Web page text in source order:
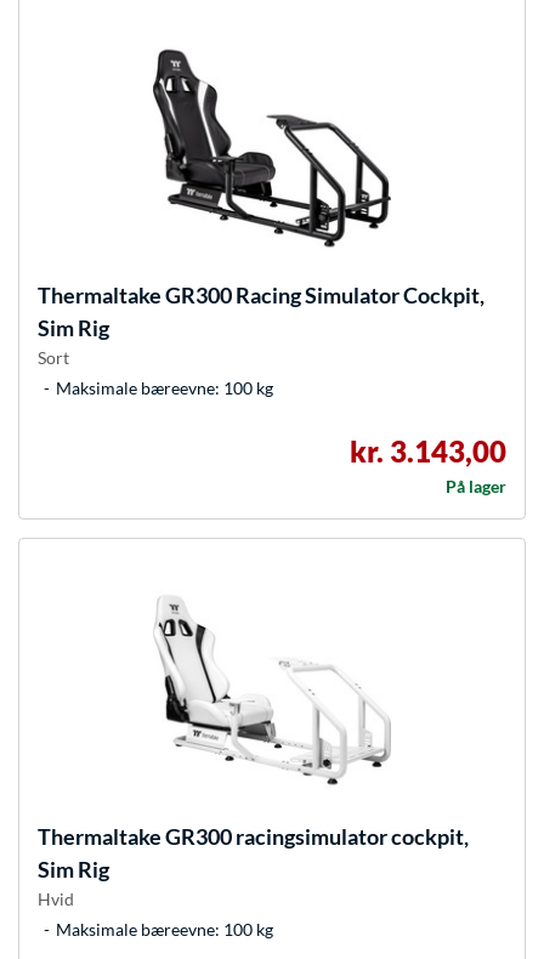
ThermaltakeGR300 Racing Simulator Cockpit,
Sim Rig
Sort
Maksimale bæreevne: 100 kg
kr. 3.143,00
På lager
ThermaltakeGR300 racingsimulator cockpit,
Sim Rig
Hvid
Maksimale bæreevne: 100 kg